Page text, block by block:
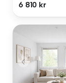
6 810 kr